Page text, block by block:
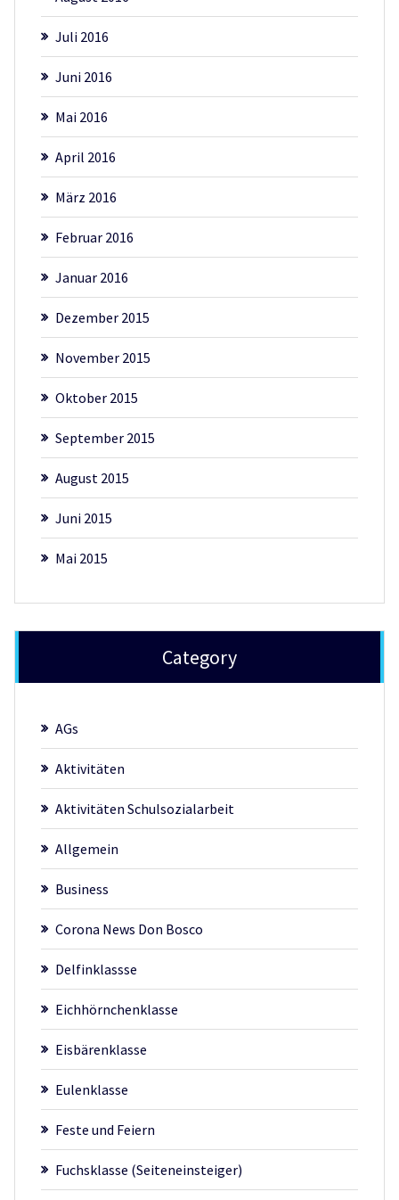
Juli 2016
Juni 2016
Mai 2016
April 2016
März 2016
Februar 2016
Januar 2016
Dezember 2015
November 2015
Oktober 2015
September 2015
August 2015
Juni 2015
Mai 2015
Category
AGs
Aktivitäten
Aktivitäten Schulsozialarbeit
Allgemein
Business
Corona News Don Bosco
Delfinklassse
Eichhörnchenklasse
Eisbärenklasse
Eulenklasse
Feste und Feiern
Fuchsklasse (Seiteneinsteiger)